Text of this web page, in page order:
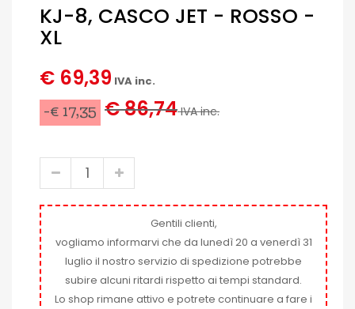
KJ-8, CASCO JET - ROSSO -
XL
€ 69,39 IVA inc.
-€ 17,35 € 86,74IVA inc.
Gentili clienti,
vogliamo informarvi che da lunedì 20 a venerdì 31
luglio il nostro servizio di spedizione potrebbe
subire alcuni ritardi rispetto ai tempi standard.
Lo shop rimane attivo e potrete continuare a fare i